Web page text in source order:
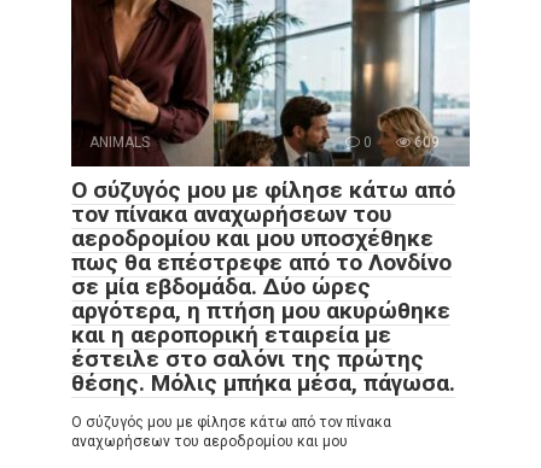
ANIMALS 0 609
Ο σύζυγός μου με φίλησε κάτω από
τον πίνακα αναχωρήσεων του
αεροδρομίου και μου υποσχέθηκε
πως θα επέστρεφε από το Λονδίνο
σε μία εβδομάδα. Δύο ώρες
αργότερα, η πτήση μου ακυρώθηκε
και η αεροπορική εταιρεία με
έστειλε στο σαλόνι της πρώτης
θέσης. Μόλις μπήκα μέσα, πάγωσα.
Ο σύζυγός μου με φίλησε κάτω από τον πίνακα
αναχωρήσεων του αεροδρομίου και μου